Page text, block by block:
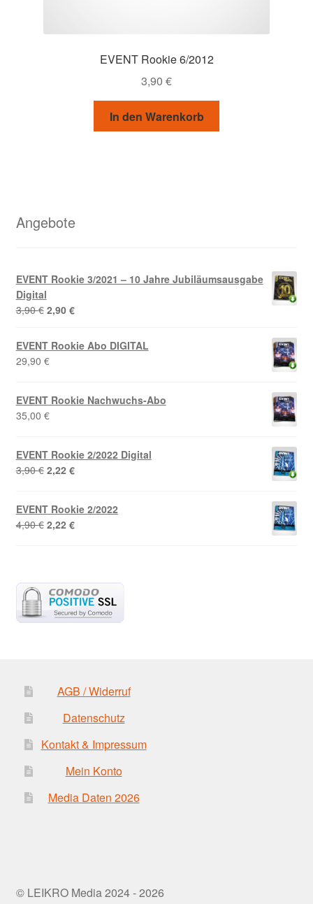
EVENT Rookie 6/2012
3,90 €
In den Warenkorb
Angebote
EVENT Rookie 3/2021 – 10 Jahre Jubiläumsausgabe
Digital
3,90€ Ursprünglicher
war:
3,90 €
2,90 €Aktueller
ist:
2,90 €.
EVENT Rookie Abo DIGITAL
29,90 €
EVENT Rookie Nachwuchs-Abo
35,00 €
EVENT Rookie 2/2022 Digital
3,90€ Ursprünglicher
3,90 €
2,22 €Aktueller
2,22 €.
EVENT Rookie 2/2022
4,90€ Ursprünglicher
2,22 €Aktueller
AGB / Widerruf
Datenschutz
Kontakt & Impressum
Mein Konto
Media Daten 2026
© LEIKRO Media 2024 - 2026